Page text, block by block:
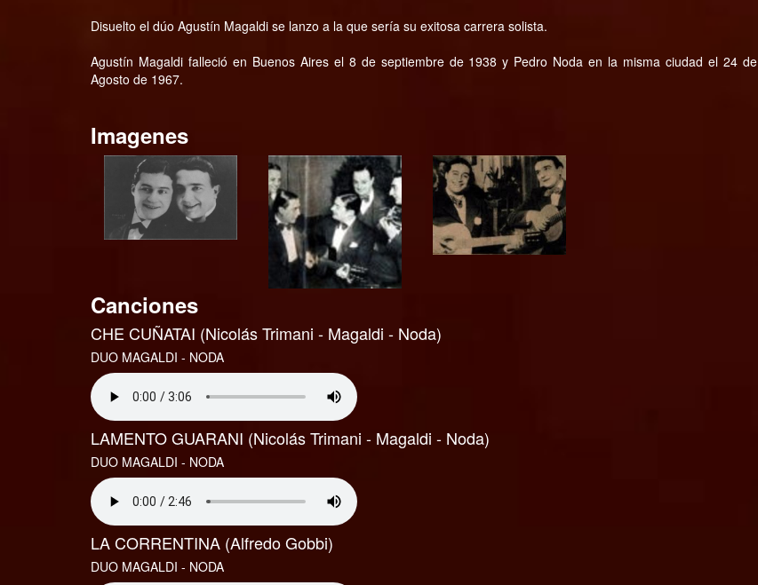
Disuelto el dúo Agustín Magaldi se lanzo a la que sería su exitosa carrera solista.
Agustín Magaldi falleció en Buenos Aires el 8 de septiembre de 1938 y Pedro Noda en la misma ciudad el 24 de
Agosto de 1967.
Imagenes
Canciones
CHE CUÑATAI (Nicolás Trimani - Magaldi - Noda)
DUO MAGALDI - NODA
LAMENTO GUARANI (Nicolás Trimani - Magaldi - Noda)
DUO MAGALDI - NODA
LA CORRENTINA (Alfredo Gobbi)
DUO MAGALDI - NODA